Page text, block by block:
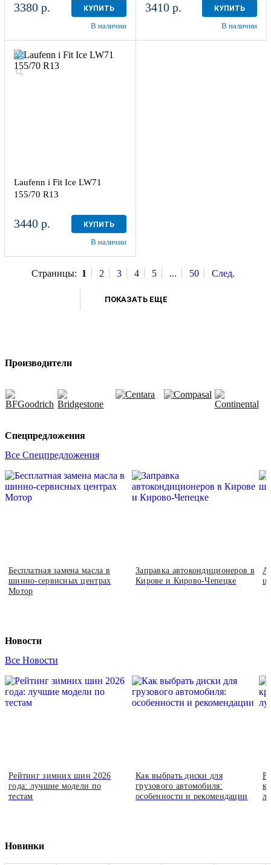
3380 р. КУПИТЬ
В наличии
3410 р. КУПИТЬ
В наличии
Laufenn i Fit Ice LW71
155/70 R13
3440 р. КУПИТЬ
В наличии
Страницы: 1 2 3 4 5 ... 50 След.
ПОКАЗАТЬ ЕЩЕ
Производители
Спецпредложения
Все Спецпредложения
Бесплатная замена масла в
шинно-сервисных центрах
Мотор
Заправка автокондиционеров в
Кирове и Кирово-Чепецке
Новости
Все Новости
Рейтинг зимних шин 2026
года: лучшие модели по
тестам
Как выбрать диски для
грузового автомобиля:
особенности и рекомендации
Новинки